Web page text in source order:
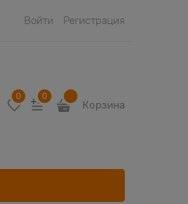
Войти Регистрация
0 0
Корзина